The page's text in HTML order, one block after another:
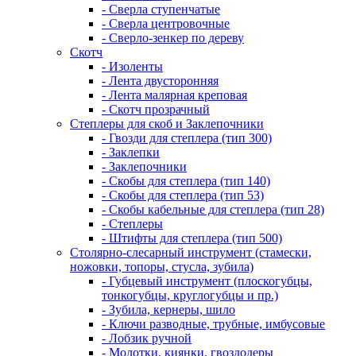
- Сверла ступенчатые
- Сверла центровочные
- Сверло-зенкер по дереву
Скотч
- Изоленты
- Лента двусторонняя
- Лента малярная креповая
- Скотч прозрачный
Степлеры для скоб и Заклепочники
- Гвозди для степлера (тип 300)
- Заклепки
- Заклепочники
- Скобы для степлера (тип 140)
- Скобы для степлера (тип 53)
- Скобы кабельные для степлера (тип 28)
- Степлеры
- Штифты для степлера (тип 500)
Столярно-слесарный инструмент (стамески,
ножовки, топоры, стусла, зубила)
- Губцевый инструмент (плоскогубцы,
тонкогубцы, круглогубцы и пр.)
- Зубила, кернеры, шило
- Ключи разводные, трубные, имбусовые
- Лобзик ручной
- Молотки, киянки, гвоздодеры